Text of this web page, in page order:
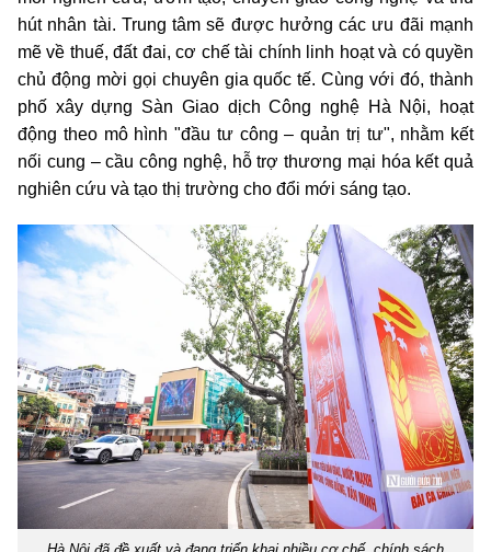
hút nhân tài. Trung tâm sẽ được hưởng các ưu đãi mạnh
mẽ về thuế, đất đai, cơ chế tài chính linh hoạt và có quyền
chủ động mời gọi chuyên gia quốc tế. Cùng với đó, thành
phố xây dựng Sàn Giao dịch Công nghệ Hà Nội, hoạt
động theo mô hình "đầu tư công – quản trị tư", nhằm kết
nối cung – cầu công nghệ, hỗ trợ thương mại hóa kết quả
nghiên cứu và tạo thị trường cho đổi mới sáng tạo.